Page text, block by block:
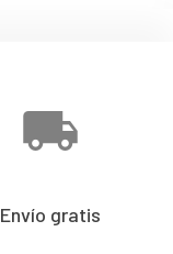
Envío gratis